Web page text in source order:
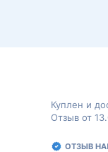
Куплен и
Отзыв от
ОТЗЫВ